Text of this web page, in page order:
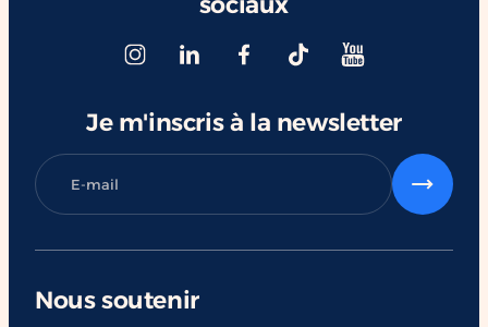
Je m'inscris à la newsletter
Nous soutenir